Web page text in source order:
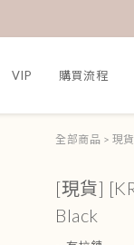
VIP 購買流程
全部商品 > 現
[現貨]
Black